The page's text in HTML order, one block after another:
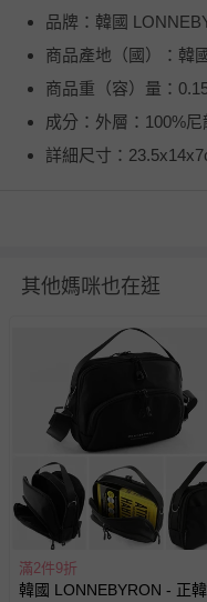
品牌：韓國
商品產地（國）：韓
商品重（容）量：
成分：外層：100%
詳細尺寸：
其他媽咪也在逛
滿2件9折
韓國 LONNEBYRON - 正